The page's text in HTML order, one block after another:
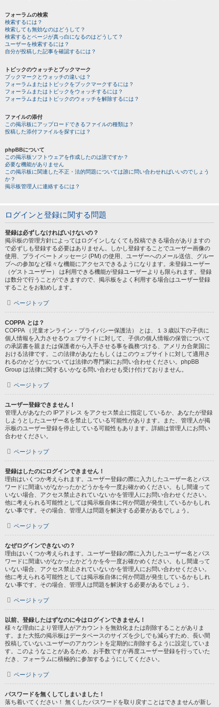
フォーラムの検索
検索するには？
検索しても無効なのはどうして？
検索するとページが真っ白になるのはどうして？
ユーザーを検索するには？
自分が投稿した記事を確認するには？
トピックのウォッチとブックマーク
ブックマークとウォッチの違いは？
フォーラムまたはトピックをブックマークするには？
フォーラムまたはトピックをウォッチするには？
フォーラムまたはトピックのウォッチを解除するには？
ファイルの添付
この掲示板にアップロードできるファイルの種類は？
投稿した添付ファイルを探すには？
phpBBについて
この掲示板ソフトウェアを作成したのは誰ですか？
必要な機能がありません
この掲示板に関連した不正・法的問題については誰に問い合わせればいいのでしょう
か？
掲示板管理人に連絡するには？
ログインと登録に関する問題
登録は必ずしなければいけないの？
掲示板の管理方針によってはログインしなくても投稿できる場合がありますの
で必ずしも登録する必要はありません。しかし登録することでユーザー画像の
使用、プライベートメッセージ (PM) の使用、ユーザーへのメール送信、グルー
プへの参加など様々な機能にアクセスできるようになります。未登録ユーザー
（ゲストユーザー） は利用できる機能が登録ユーザーよりも限られます。登録
は数分で行うことができますので、掲示板をよく利用する場合はユーザー登録
することをお勧めします。
ページトップ
COPPA とは？
COPPA （児童オンライン・プライバシー保護法） とは、１３歳以下の子供に
個人情報を入力させるウェブサイトに対して、子供の個人情報の保管について
の承諾書を親または保護者から入手させる事を義務づける、アメリカ合衆国に
おける法律です。この法律があなたもしくはこのウェブサイトに対して適用さ
れるのかどうかについては法律の専門家にお問い合わせください。phpBB
Group は法律に関するいかなる問い合わせも受け付けておりません。
ページトップ
ユーザー登録できません！
管理人があなたの IPアドレス をアクセス禁止に指定しているか、あなたが登録
しようとしたユーザー名を禁止している可能性があります。また、管理人が掲
示板のユーザー登録を停止している可能性もあります。詳細は管理人にお問い
合わせください。
ページトップ
登録はしたのにログインできません！
理由はいくつか考えられます。ユーザー登録の際に入力したユーザー名とパス
ワードに間違いがなかったかどうかを今一度お確かめください。もし間違って
いない場合、アクセス禁止されていないかを管理人にお問い合わせください。
他に考えられる可能性としては掲示板自体に何か問題が発生しているかもしれ
ない事です。その場合、管理人は問題を解決する必要があるでしょう。
ページトップ
なぜログインできないの？
理由はいくつか考えられます。ユーザー登録の際に入力したユーザー名とパス
ワードに間違いがなかったかどうかを今一度お確かめください。もし間違って
いない場合、アクセス禁止されていないかを管理人にお問い合わせください。
他に考えられる可能性としては掲示板自体に何か問題が発生しているかもしれ
ない事です。その場合、管理人は問題を解決する必要があるでしょう。
ページトップ
以前、登録したはずなのに今はログインできません！
様々な理由により管理人がアカウントを無効化または削除することがありま
す。また大抵の掲示板はデータベースのサイズを少しでも減らすため、長い間
投稿していないユーザーのアカウントを定期的に削除するように設定していま
す。このようなことがあるため、お手数ですが再度ユーザー登録を行っていた
だき、フォーラムに積極的に参加するようにしてください。
ページトップ
パスワードを無くしてしまいました！
落ち着いてください！ 無くしたパスワードを取り戻すことはできませんが新し